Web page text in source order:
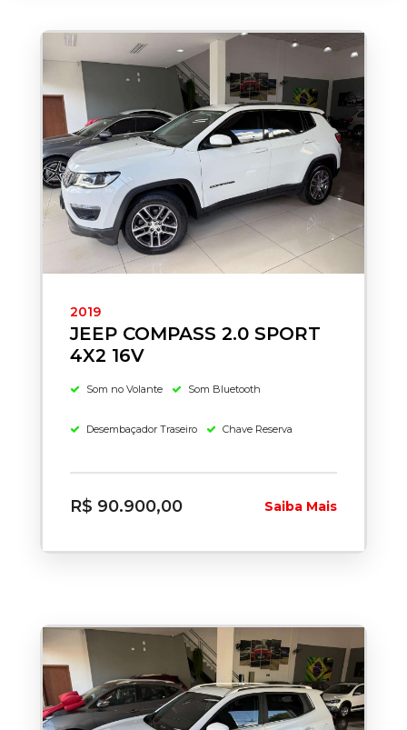
2019
JEEP COMPASS 2.0 SPORT
4X2 16V
Som no Volante Som Bluetooth
Desembaçador Traseiro Chave Reserva
R$ 90.900,00 Saiba Mais